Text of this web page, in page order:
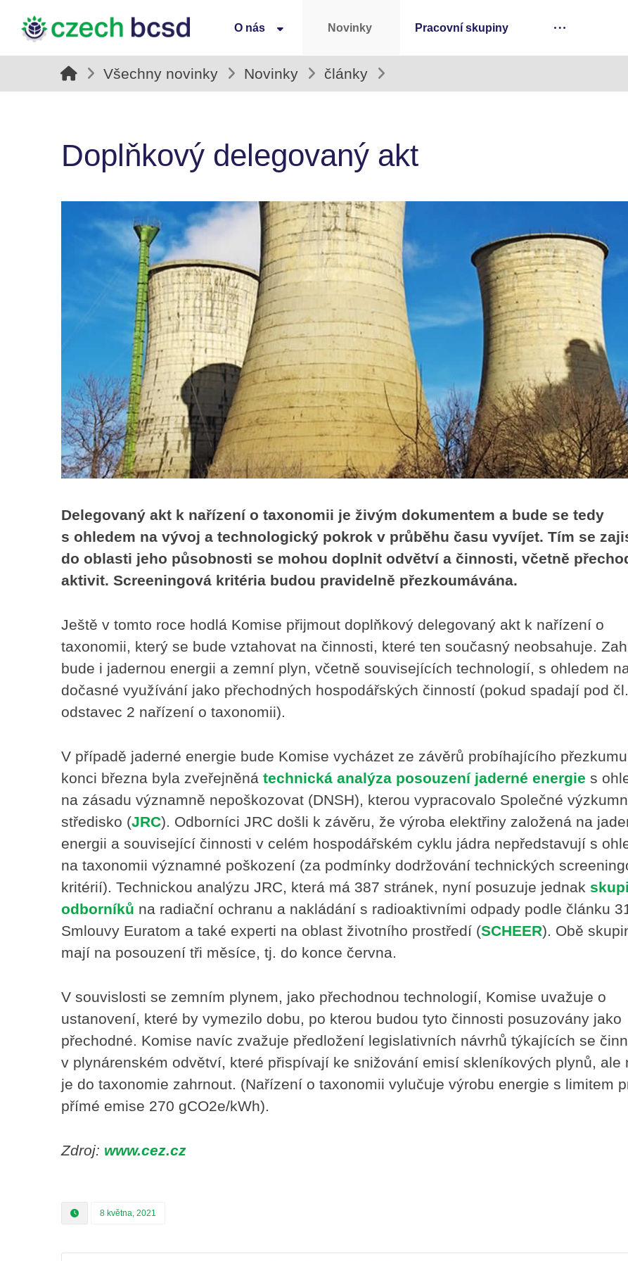
O nás Novinky Pracovní skupiny
Všechny novinky Novinky články
Doplňkový delegovaný akt
Delegovaný akt k nařízení o taxonomii je živým dokumentem a bude se tedy
s ohledem na vývoj a technologický pokrok v průběhu času vyvíjet. Tím se
do oblasti jeho působnosti se mohou doplnit odvětví a činnosti, včetně
aktivit. Screeningová kritéria budou pravidelně přezkoumávána.
Ještě v tomto roce hodlá Komise přijmout doplňkový delegovaný akt k nařízení o
taxonomii, který se bude vztahovat na činnosti, které ten současný neobsahuje.
bude i jadernou energii a zemní plyn, včetně souvisejících technologií, s ohledem
dočasné využívání jako přechodných hospodářských činností (pokud spadají pod
odstavec 2 nařízení o taxonomii).
V případě jaderné energie bude Komise vycházet ze závěrů probíhajícího
konci března byla zveřejněná technická analýza posouzení jaderné energie s
na zásadu významně nepoškozovat (DNSH), kterou vypracovalo Společné
středisko (JRC). Odborníci JRC došli k závěru, že výroba elektřiny založená na
energii a související činnosti v celém hospodářském cyklu jádra nepředstavují s
na taxonomii významné poškození (za podmínky dodržování technických
kritérií). Technickou analýzu JRC, která má 387 stránek, nyní posuzuje jednak
odborníků na radiační ochranu a nakládání s radioaktivními odpady podle článku 31
Smlouvy Euratom a také experti na oblast životního prostředí (SCHEER). Obě
mají na posouzení tři měsíce, tj. do konce června.
V souvislosti se zemním plynem, jako přechodnou technologií, Komise uvažuje o
ustanovení, které by vymezilo dobu, po kterou budou tyto činnosti posuzovány jako
přechodné. Komise navíc zvažuje předložení legislativních návrhů týkajících se
v plynárenském odvětví, které přispívají ke snižování emisí skleníkových plynů, ale
je do taxonomie zahrnout. (Nařízení o taxonomii vylučuje výrobu energie s limitem
přímé emise 270 gCO2e/kWh).
Zdroj: www.cez.cz
8 května, 2021